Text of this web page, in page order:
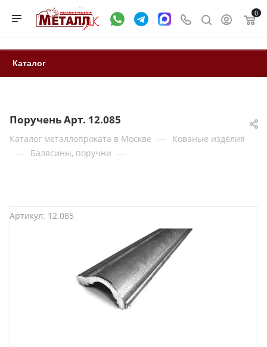
0
Каталог
Поручень Арт. 12.085
Каталог металлопроката в Москве — Кованые изделия
— Балясины, поручни —
Артикул: 12.085